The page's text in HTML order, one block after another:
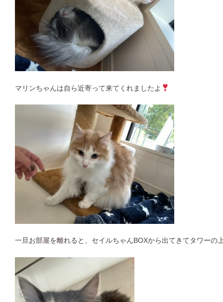
マリンちゃんは自ら近寄って来てくれましたよ
一旦お部屋を離れると、セイルちゃんBOXから出てきてタワーの